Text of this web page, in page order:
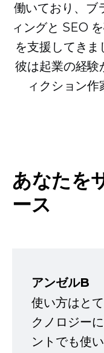
働いており、ブ
ィングと SEO
を支援してきま
彼は起業の経験
ィクション作
あなたを
ース
アンゼルB
使い方はと
クノロジー
ントでも使